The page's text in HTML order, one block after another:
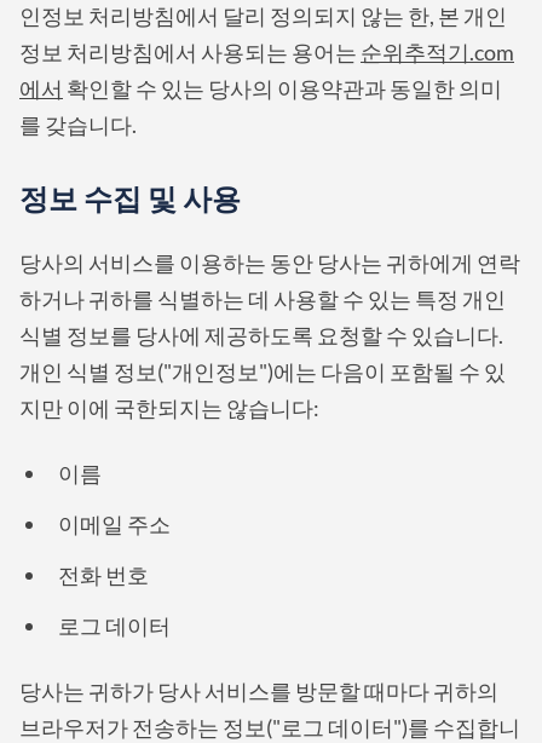
인정보 처리방침에서 달리 정의되지 않는 한, 본 개인
정보 처리방침에서 사용되는 용어는 순위추적기.com
에서 확인할 수 있는 당사의 이용약관과 동일한 의미
를 갖습니다.
정보 수집 및 사용
당사의 서비스를 이용하는 동안 당사는 귀하에게 연락
하거나 귀하를 식별하는 데 사용할 수 있는 특정 개인
식별 정보를 당사에 제공하도록 요청할 수 있습니다.
개인 식별 정보("개인정보")에는 다음이 포함될 수 있
지만 이에 국한되지는 않습니다:
이름
이메일 주소
전화 번호
로그 데이터
당사는 귀하가 당사 서비스를 방문할 때마다 귀하의
브라우저가 전송하는 정보("로그 데이터")를 수집합니